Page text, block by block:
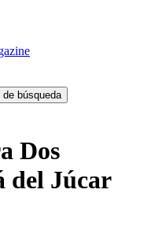
búsqueda
Dos
del Júcar